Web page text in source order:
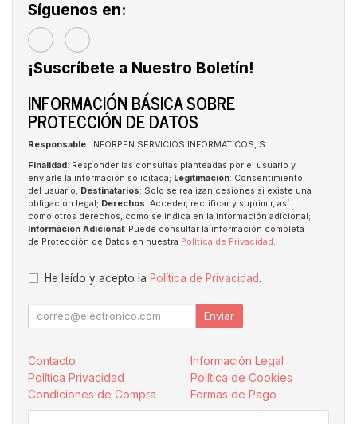
Síguenos en:
¡Suscríbete a Nuestro Boletín!
INFORMACIÓN BÁSICA SOBRE
PROTECCIÓN DE DATOS
Responsable: INFORPEN SERVICIOS INFORMATICOS, S.L.
Finalidad: Responder las consultas planteadas por el usuario y
enviarle la información solicitada; Legitimación: Consentimiento
del usuario; Destinatarios: Solo se realizan cesiones si existe una
obligación legal; Derechos: Acceder, rectificar y suprimir, así
como otros derechos, como se indica en la información adicional;
Información Adicional: Puede consultar la información completa
de Protección de Datos en nuestra Política de Privacidad.
He leído y acepto la Política de Privacidad.
Enviar
Contacto
Información Legal
Política Privacidad
Política de Cookies
Condiciones de Compra
Formas de Pago